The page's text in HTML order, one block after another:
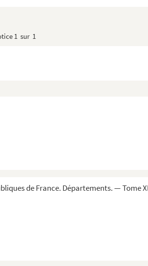
1 sur 1
de France. Départements. — Tome